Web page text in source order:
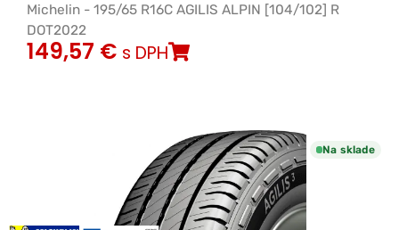
Michelin - 195/65 R16C AGILIS ALPIN [104/102] R
DOT2022
149,57 € s DPH
Na sklade